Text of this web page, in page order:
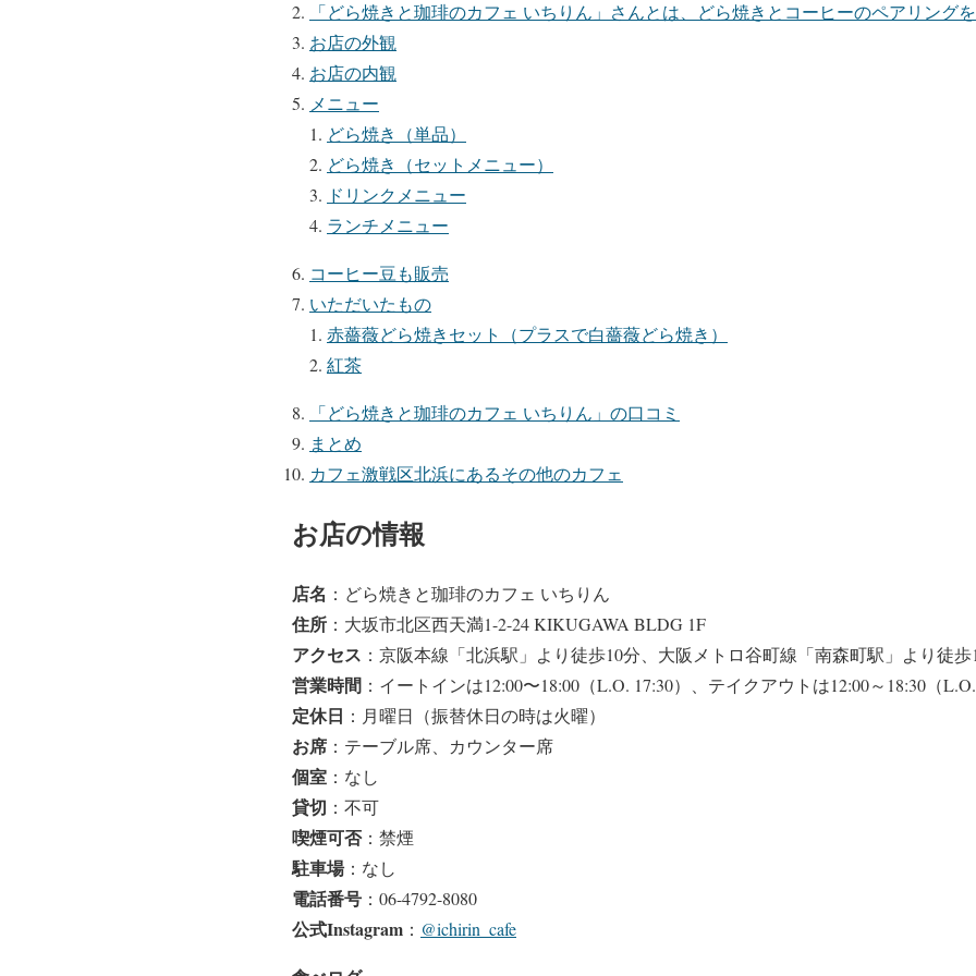
「どら焼きと珈琲のカフェ いちりん」さんとは、どら焼きとコーヒーのペアリング
お店の外観
お店の内観
メニュー
どら焼き（単品）
どら焼き（セットメニュー）
ドリンクメニュー
ランチメニュー
コーヒー豆も販売
いただいたもの
赤薔薇どら焼きセット（プラスで白薔薇どら焼き）
紅茶
「どら焼きと珈琲のカフェ いちりん」の口コミ
まとめ
カフェ激戦区北浜にあるその他のカフェ
お店の情報
店名 ：どら焼きと珈琲のカフェ いちりん
住所 ：大坂市北区西天満1-2-24 KIKUGAWA BLDG 1F
アクセス ：京阪本線「北浜駅」より徒歩10分、大阪メトロ谷町線「南森町駅」より徒歩
営業時間 ：イートインは12:00〜18:00（L.O. 17:30）、テイクアウトは12:00～18:30（L.O.
定休日 ：月曜日（振替休日の時は火曜）
お席 ：テーブル席、カウンター席
個室 ：なし
貸切 ：不可
喫煙可否：禁煙
駐車場：なし
電話番号 ：06-4792-8080
公式Instagram ： @ichirin_cafe